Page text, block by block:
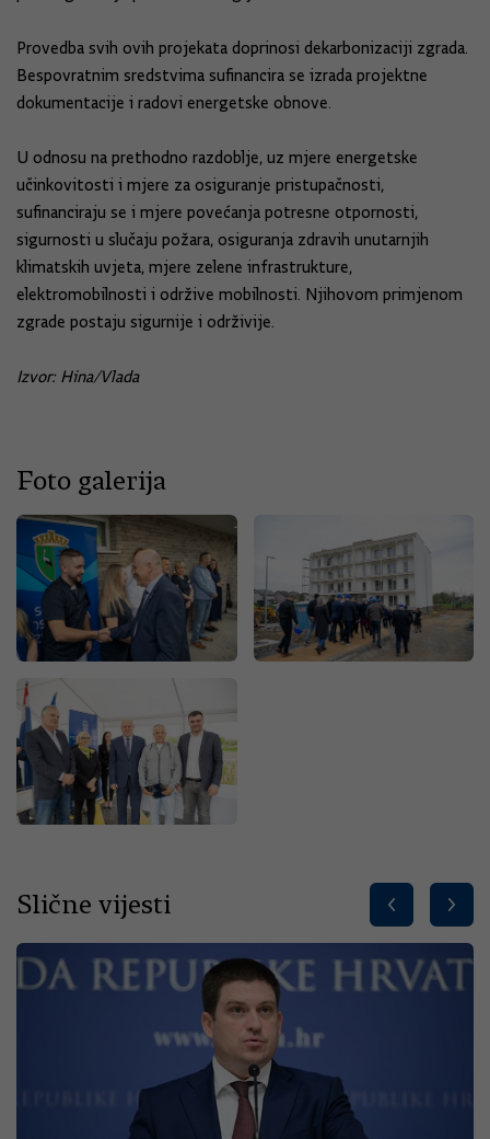
Provedba svih ovih projekata doprinosi dekarbonizaciji zgrada.
Bespovratnim sredstvima sufinancira se izrada projektne
dokumentacije i radovi energetske obnove.
U odnosu na prethodno razdoblje, uz mjere energetske
učinkovitosti i mjere za osiguranje pristupačnosti,
sufinanciraju se i mjere povećanja potresne otpornosti,
sigurnosti u slučaju požara, osiguranja zdravih unutarnjih
klimatskih uvjeta, mjere zelene infrastrukture,
elektromobilnosti i održive mobilnosti. Njihovom primjenom
zgrade postaju sigurnije i održivije.
Izvor: Hina/Vlada
Foto galerija
Slične vijesti